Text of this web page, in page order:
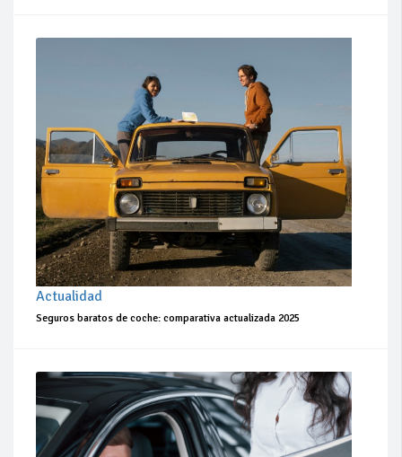
Actualidad
Seguros baratos de coche: comparativa actualizada 2025